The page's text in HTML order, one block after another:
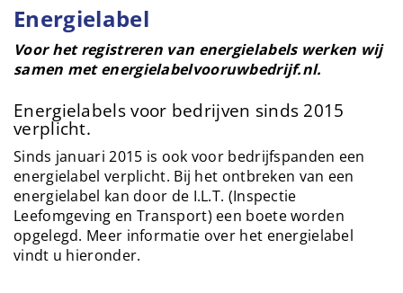
l
g
a
i
o
Energielabel
Voor het registreren van energielabels werken wij
samen met energielabelvooruwbedrijf.nl.
Energielabels voor bedrijven sinds 2015
verplicht.
Sinds januari 2015 is ook voor bedrijfspanden een
energielabel verplicht. Bij het ontbreken van een
energielabel kan door de I.L.T. (Inspectie
Leefomgeving en Transport) een boete worden
opgelegd. Meer informatie over het energielabel
vindt u hieronder.